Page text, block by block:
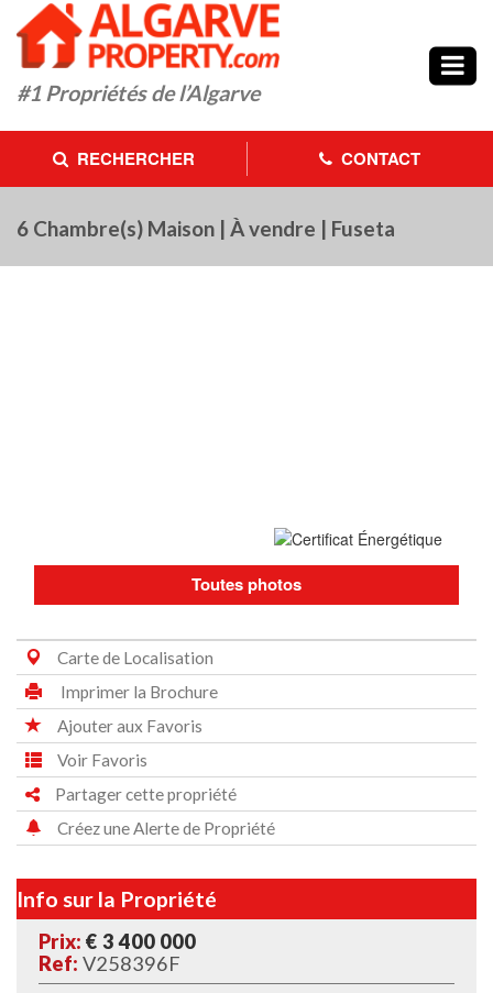
#1 Propriétés de l’Algarve
RECHERCHER CONTACT
6 Chambre(s) Maison | À vendre | Fuseta
Toutes photos
Carte de Localisation
Imprimer la Brochure
Ajouter aux Favoris
Voir Favoris
Partager cette propriété
Créez une Alerte de Propriété
Info sur la Propriété
Prix: € 3 400 000
Ref: V258396F